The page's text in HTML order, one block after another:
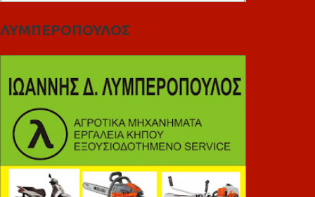
ΛΥΜΠΕΡΟΠΟΥΛΟΣ